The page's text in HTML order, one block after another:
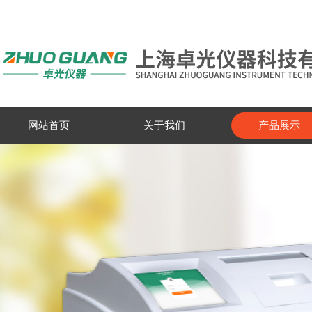
网站首页 关于我们 产品展示